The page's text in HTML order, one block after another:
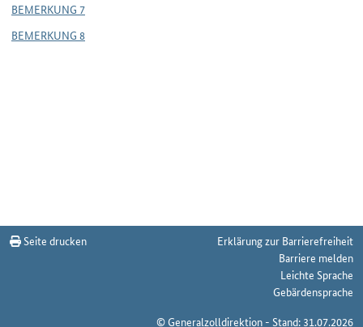
BEMERKUNG 7
BEMERKUNG 8
Seite drucken
Erklärung zur Barrierefreiheit
Barriere melden
Leichte Sprache
Gebärdensprache
© Generalzolldirektion - Stand: 31.07.2026